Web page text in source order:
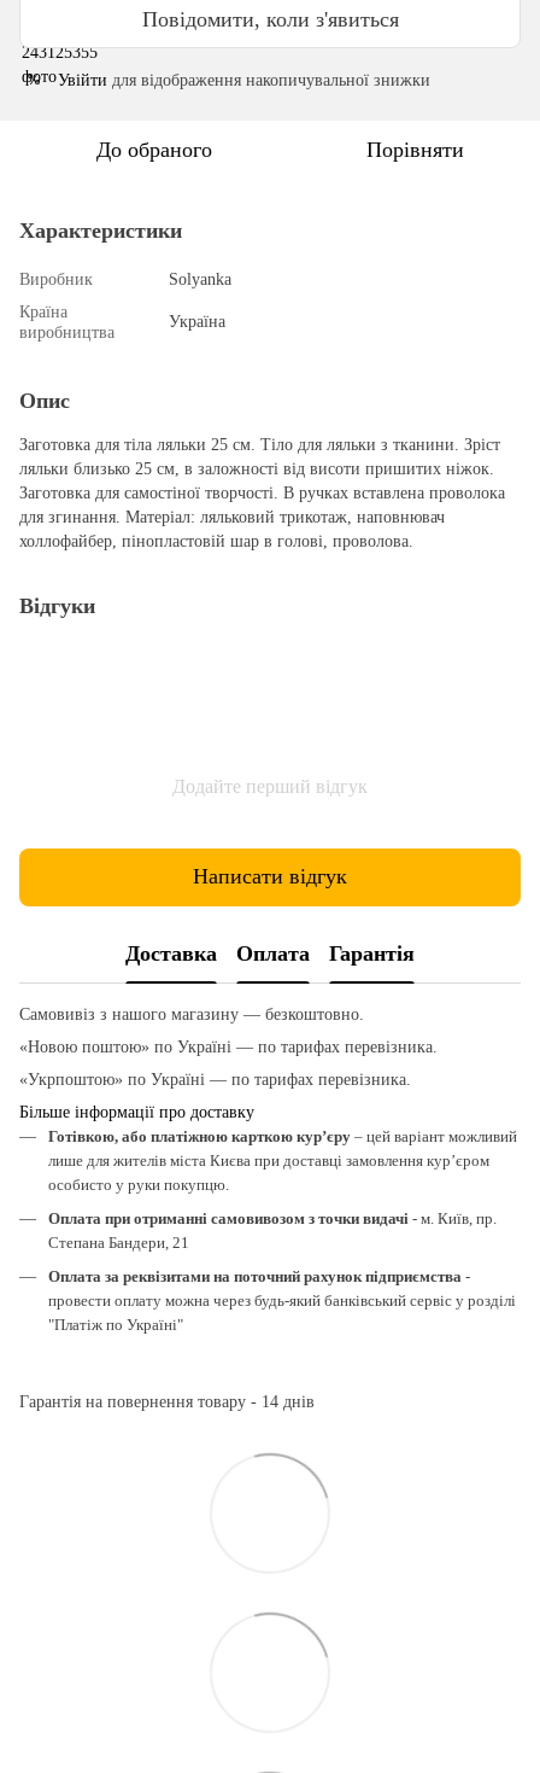
Повідомити, коли з'явиться
% Увійти для відображення накопичувальної знижки
До обраного Порівняти
Характеристики
Виробник
Solyanka
Країна
виробництва
Україна
Опис
Заготовка для тіла ляльки 25 см. Тіло для ляльки з тканини. Зріст
ляльки близько 25 см, в заложності від висоти пришитих ніжок.
Заготовка для самостіної творчості. В ручках вставлена проволока
для згинання. Матеріал: ляльковий трикотаж, наповнювач
холлофайбер, пінопластовій шар в голові, проволова.
Відгуки
Додайте перший відгук
Написати відгук
Доставка Оплата Гарантія
Самовивіз з нашого магазину — безкоштовно.
«Новою поштою» по Україні — по тарифах перевізника.
«Укрпоштою» по Україні — по тарифах перевізника.
Більше інформації про доставку
Готівкою, або платіжною карткою кур’єру – цей варіант можливий
лише для жителів міста Києва при доставці замовлення кур’єром
особисто у руки покупцю.
Оплата при отриманні самовивозом з точки видачі - м. Київ, пр.
Степана Бандери, 21
Оплата за реквізитами на поточний рахунок підприємства -
провести оплату можна через будь-який банківський сервіс у розділі
"Платіж по Україні"
Гарантія на повернення товару - 14 днів